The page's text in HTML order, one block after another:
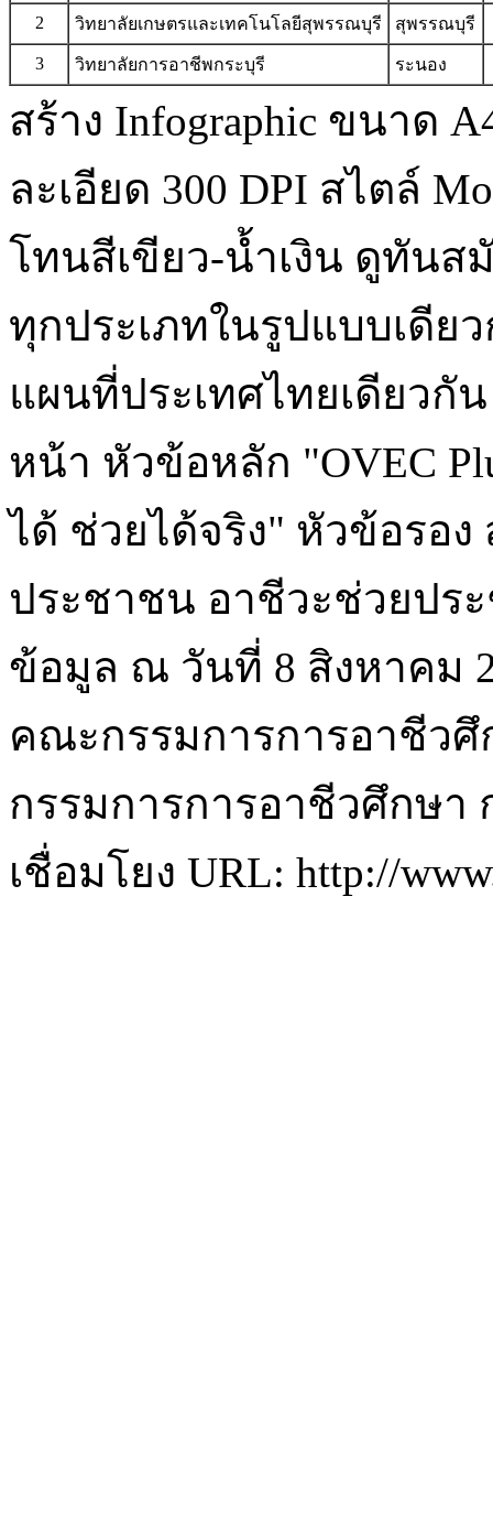
2 วิทยาลัยเกษตรและเทคโนโลยีสุพรรณบุรี สุพรรณบุรี
3 วิทยาลัยการอาชีพกระบุรี ระนอง
สร้าง Infographic ขนาด
ละเอียด 300 DPI สไตล์
โทนสีเขียว-น้ำเงิน ดูทันส
ทุกประเภทในรูปแบบเดีย
แผนที่ประเทศไทยเดียวกั
หน้า หัวข้อหลัก "OVEC
ได้ ช่วยได้จริง" หัวข้อรอ
ประชาชน อาชีวะช่วยปร
ข้อมูล ณ วันที่ 8 สิงหาคม
คณะกรรมการการอาชีว
กรรมการการอาชีวศึกษา
เชื่อมโยง URL: http://